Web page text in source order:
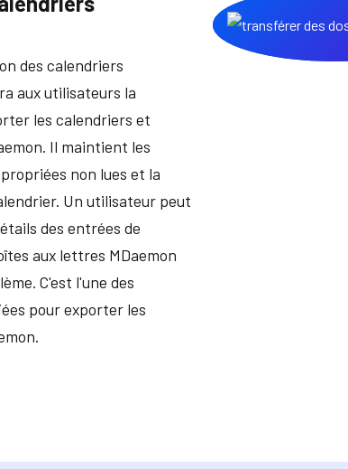
des calendriers
aux utilisateurs la
les calendriers et
Il maintient les
non lues et la
Un utilisateur peut
des entrées de
aux lettres MDaemon
C'est l'une des
pour exporter les